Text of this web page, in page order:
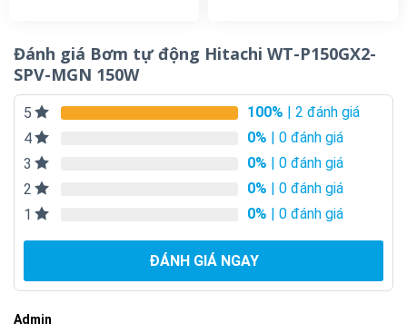
Đánh giá Bơm tự động Hitachi WT-P150GX2-
SPV-MGN 150W
5 100% | 2 đánh giá
4
0% | 0 đánh giá
3
0% | 0 đánh giá
2
0% | 0 đánh giá
1
0% | 0 đánh giá
ĐÁNH GIÁ NGAY
Admin